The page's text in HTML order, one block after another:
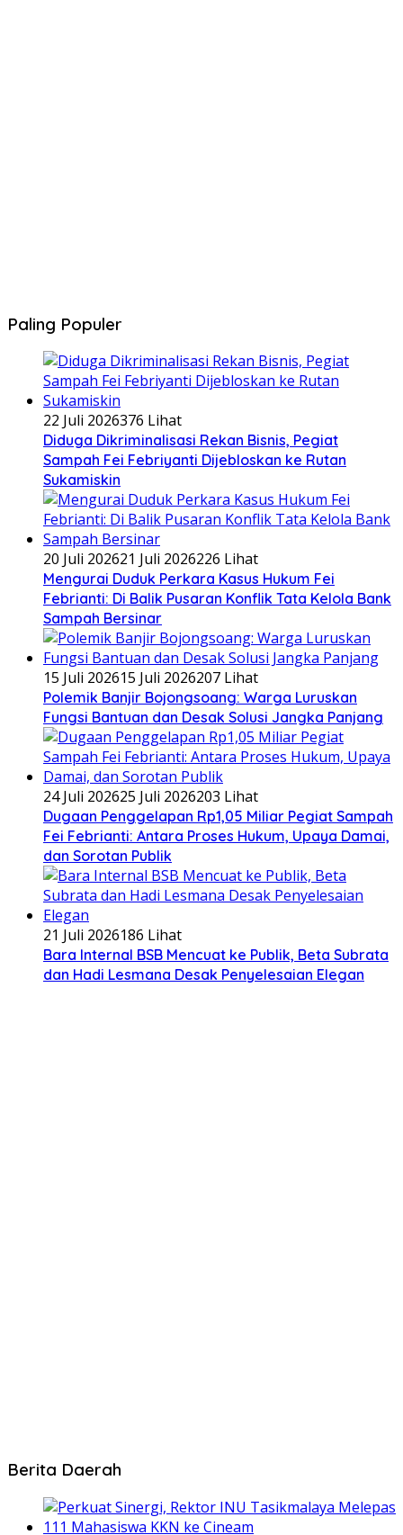
Paling Populer
22 Juli 2026376 Lihat
Diduga Dikriminalisasi Rekan Bisnis, Pegiat
Sampah Fei Febriyanti Dijebloskan ke Rutan
Sukamiskin
20 Juli 202621 Juli 2026226 Lihat
​Mengurai Duduk Perkara Kasus Hukum Fei
Febrianti: Di Balik Pusaran Konflik Tata Kelola Bank
Sampah Bersinar
15 Juli 202615 Juli 2026207 Lihat
Polemik Banjir Bojongsoang: Warga Luruskan
Fungsi Bantuan dan Desak Solusi Jangka Panjang
24 Juli 202625 Juli 2026203 Lihat
Dugaan Penggelapan Rp1,05 Miliar Pegiat Sampah
Fei Febrianti: Antara Proses Hukum, Upaya Damai,
dan Sorotan Publik
21 Juli 2026186 Lihat
Bara Internal BSB Mencuat ke Publik, Beta Subrata
dan Hadi Lesmana Desak Penyelesaian Elegan
Berita Daerah